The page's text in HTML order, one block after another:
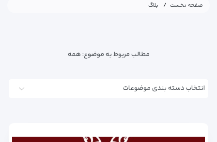
صفحه نخست بلاگ
مطالب مربوط به موضوع:همه
انتخاب دسته بندی موضوعات